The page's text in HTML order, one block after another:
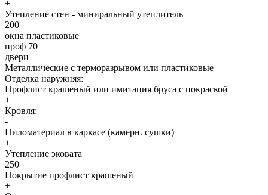
+
Утепление стен - миниральный утеплитель
200
окна пластиковые
проф 70
двери
Металлические с терморазрывом или пластиковые
Отделка наружняя:
Профлист крашеный или имитация бруса с покраской
+
Кровля:
-
Пиломатериал в каркасе (камерн. сушки)
+
Утепление эковата
250
Покрытие профлист крашеный
+